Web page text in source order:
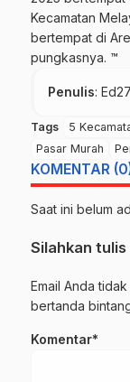
Kecamatan
bertempat di
pungkasnya. ™
Penulis: Ed27
Tags 5
Pasar Murah
KOMENTAR
Saat ini belum
Silahkan
Email Anda
bertanda
Komentar*